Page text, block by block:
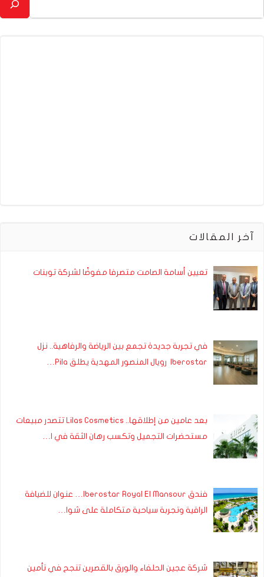
آخر المقالات
تعيين أسامة الصامت متصرفا مفوضًا لشركة توبنات
في تجربة جديدة تجمع بين الرياضة والرفاهية.. نزل
Iberostar رويال المنصور المهدية يطلق Pila…
بعد عامين من إطلاقها.. Lilas Cosmetics تتصدر مبيعات
مستحضرات التجميل وتكسب رهان الثقة في ا…
فندق Iberostar Royal El Mansour… عنوان للضيافة
الراقية وتجربة سياحية متكاملة على شوا…
شركة عجين الحلفاء والورق بالقصرين تنجح في تأمين